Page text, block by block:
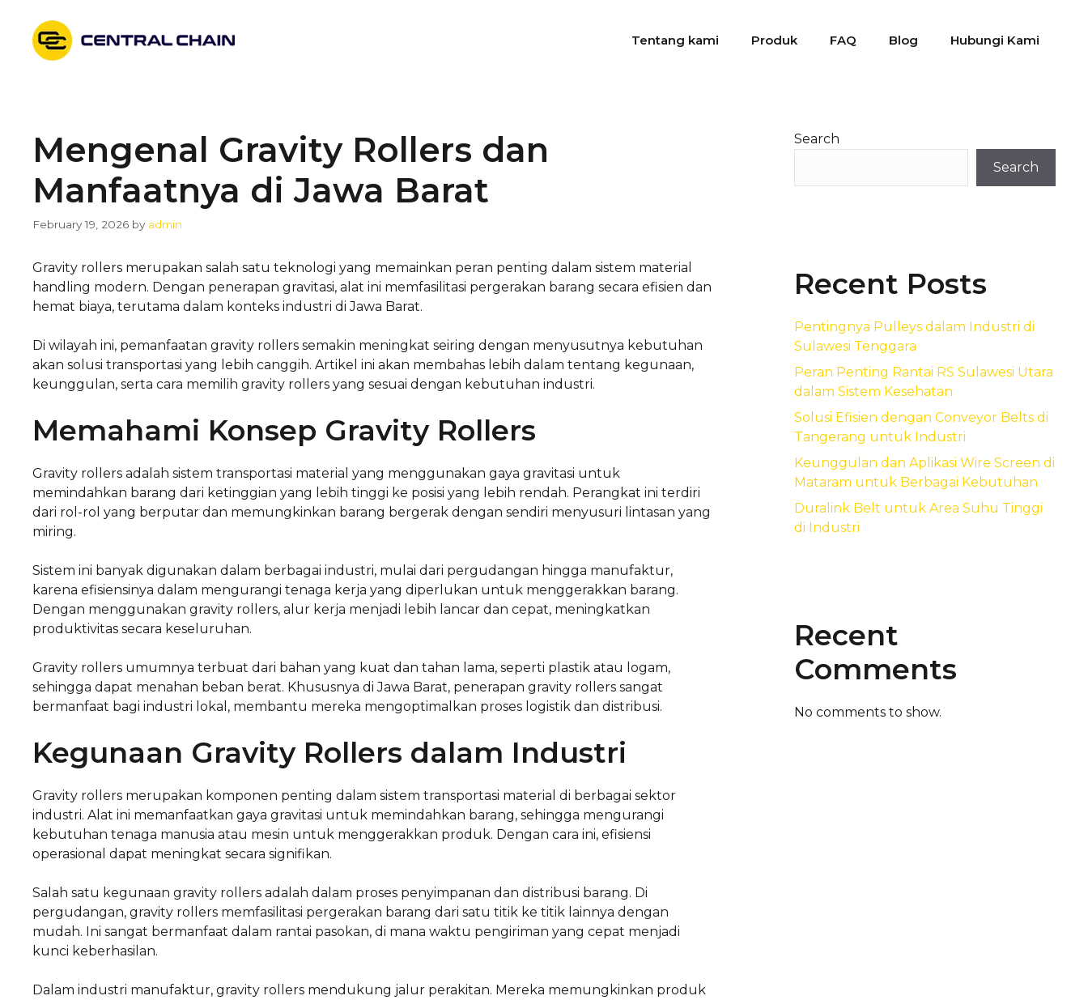
content
Tentang kami Produk FAQ Blog Hubungi Kami
Mengenal Gravity Rollers dan
Manfaatnya di Jawa Barat
February 19, 2026 by admin
Gravity rollers merupakan salah satu teknologi yang memainkan peran penting dalam sistem material
handling modern. Dengan penerapan gravitasi, alat ini memfasilitasi pergerakan barang secara efisien dan
hemat biaya, terutama dalam konteks industri di Jawa Barat.
Di wilayah ini, pemanfaatan gravity rollers semakin meningkat seiring dengan menyusutnya kebutuhan
akan solusi transportasi yang lebih canggih. Artikel ini akan membahas lebih dalam tentang kegunaan,
keunggulan, serta cara memilih gravity rollers yang sesuai dengan kebutuhan industri.
Memahami Konsep Gravity Rollers
Gravity rollers adalah sistem transportasi material yang menggunakan gaya gravitasi untuk
memindahkan barang dari ketinggian yang lebih tinggi ke posisi yang lebih rendah. Perangkat ini terdiri
dari rol-rol yang berputar dan memungkinkan barang bergerak dengan sendiri menyusuri lintasan yang
miring.
Sistem ini banyak digunakan dalam berbagai industri, mulai dari pergudangan hingga manufaktur,
karena efisiensinya dalam mengurangi tenaga kerja yang diperlukan untuk menggerakkan barang.
Dengan menggunakan gravity rollers, alur kerja menjadi lebih lancar dan cepat, meningkatkan
produktivitas secara keseluruhan.
Gravity rollers umumnya terbuat dari bahan yang kuat dan tahan lama, seperti plastik atau logam,
sehingga dapat menahan beban berat. Khususnya di Jawa Barat, penerapan gravity rollers sangat
bermanfaat bagi industri lokal, membantu mereka mengoptimalkan proses logistik dan distribusi.
Kegunaan Gravity Rollers dalam Industri
Gravity rollers merupakan komponen penting dalam sistem transportasi material di berbagai sektor
industri. Alat ini memanfaatkan gaya gravitasi untuk memindahkan barang, sehingga mengurangi
kebutuhan tenaga manusia atau mesin untuk menggerakkan produk. Dengan cara ini, efisiensi
operasional dapat meningkat secara signifikan.
Salah satu kegunaan gravity rollers adalah dalam proses penyimpanan dan distribusi barang. Di
pergudangan, gravity rollers memfasilitasi pergerakan barang dari satu titik ke titik lainnya dengan
mudah. Ini sangat bermanfaat dalam rantai pasokan, di mana waktu pengiriman yang cepat menjadi
kunci keberhasilan.
Dalam industri manufaktur, gravity rollers mendukung jalur perakitan. Mereka memungkinkan produk
Search
Search
Recent Posts
Pentingnya Pulleys dalam Industri di
Sulawesi Tenggara
Peran Penting Rantai RS Sulawesi Utara
dalam Sistem Kesehatan
Solusi Efisien dengan Conveyor Belts di
Tangerang untuk Industri
Keunggulan dan Aplikasi Wire Screen di
Mataram untuk Berbagai Kebutuhan
Duralink Belt untuk Area Suhu Tinggi
di Industri
Recent
Comments
No comments to show.